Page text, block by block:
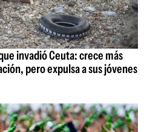
invadió Ceuta: crece más
pero expulsa a sus jóvenes